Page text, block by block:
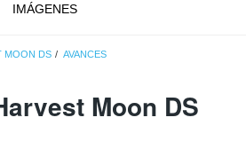
IMÁGENES
MOON DS AVANCES
Moon DS